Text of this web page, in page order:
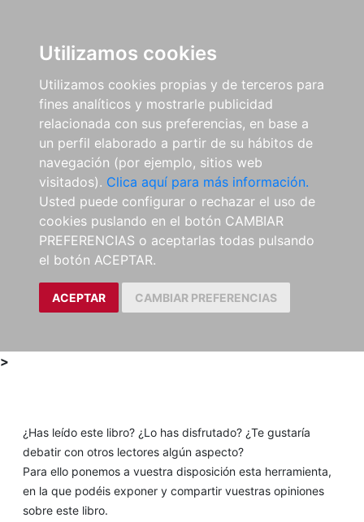
Utilizamos cookies
Utilizamos cookies propias y de terceros para
fines analíticos y mostrarle publicidad
relacionada con sus preferencias, en base a
un perfil elaborado a partir de su hábitos de
navegación (por ejemplo, sitios web
visitados). Clica aquí para más información.
Usted puede configurar o rechazar el uso de
cookies puslando en el botón CAMBIAR
PREFERENCIAS o aceptarlas todas pulsando
el botón ACEPTAR.
ACEPTAR CAMBIAR PREFERENCIAS
>
¿Has leído este libro? ¿Lo has disfrutado? ¿Te gustaría
debatir con otros lectores algún aspecto?
Para ello ponemos a vuestra disposición esta herramienta,
en la que podéis exponer y compartir vuestras opiniones
sobre este libro.